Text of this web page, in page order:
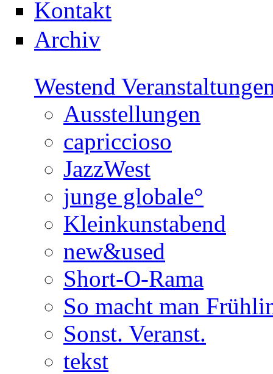
Kontakt
Archiv
Westend
Ausstellungen
capriccioso
JazzWest
junge globale°
Kleinkunstabend
new&used
Short-O-Rama
So macht man
Sonst. Veranst.
tekst